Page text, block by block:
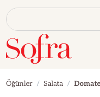
Öğünler Salata